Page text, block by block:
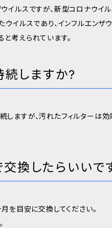
イルスですが、新型コロナウイ
ウイルスであり、インフルエンザ
考えられています。
続しますか?
ますが、汚れたフィルターは
交換したらいいで
を目安に交換してください。